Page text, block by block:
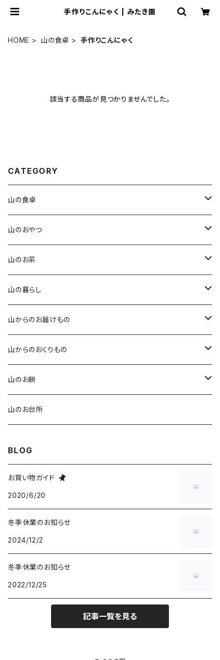
手作りこんにゃく | みたき園
HOME 山の食卓 手作りこんにゃく
該当する商品が見つかりませんでした。
CATEGORY
山の食卓
手作りこんにゃく
田楽味噌
山椒味噌
玄米醤油糀
玄米塩糀
山のおやつ
四季を味わう琥珀糖
石臼挽きのきな粉香るクッキー
オリジナル卵せんべい
山のお茶
番茶
紅茶
山の暮らし
オリジナルてぬぐい
草ホーキ ミニ
草スリッパ
山からのお届けもの
ふるさと便（年間）
ふるさと便（ひと月便）
ふるさと便（ミニ）
山からのおくりもの
お食事券
ご利用券
山のお餅
栃餅
白餅
山のお台所
BLOG
お買い物ガイド
2020/6/20
冬季休業のお知らせ
2024/12/2
冬季休業のお知らせ
2022/12/25
記事一覧を見る